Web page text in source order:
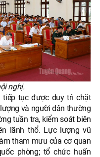
nghị.
tục được duy trì chặt
và người dân thường
tuần tra, kiểm soát biên
lãnh thổ. Lực lượng vũ
tham mưu của cơ quan
phòng; tổ chức huấn